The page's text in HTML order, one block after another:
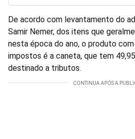
De acordo com levantamento do
Samir Nemer, dos itens que
nesta época do ano, o produto
impostos é a caneta, que tem
destinado a tributos.